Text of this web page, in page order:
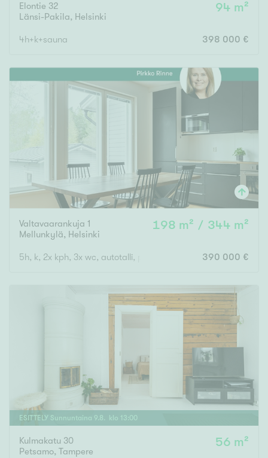
Elontie 32
Länsi-Pakila, Helsinki
94 m²
4h+k+sauna 398 000 €
Valtavaarankuja 1
Mellunkylä, Helsinki
198 m² / 344 m²
5h, k, 2x kph, 3x wc, autotalli, piha, pihavarastoAsunto 2: 2h,
390 000 €
ESITTELY Sunnuntaina 9. 8 . klo 13:00
Kulmakatu 30
Petsamo, Tampere
56 m²